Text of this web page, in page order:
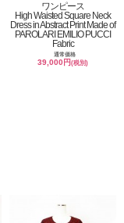
ワンピース
High Waisted Square Neck
Dress in Abstract Print Made of
PAROLARI EMILIO PUCCI
Fabric
通常価格
39,000円(税別)